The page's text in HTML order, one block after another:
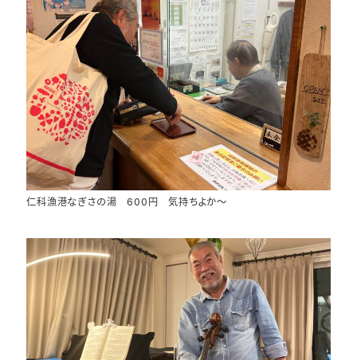
仁科漁港なぎさの湯 600円 気持ちよか～